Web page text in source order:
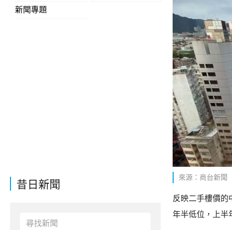
新聞專題
昔日新聞
來源：商台新聞
反映二手樓價的
年半低位，上半